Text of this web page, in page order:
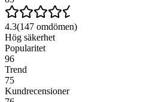
4.3(147 omdömen)
Hög säkerhet
Popularitet
96
Trend
75
Kundrecensioner